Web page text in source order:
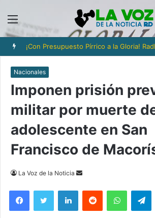
Menú
Nacionales
Imponen prisión
militar por muerte
adolescente en San
Francisco de
La Voz de la Noticia
Send
email
FacebookTwitter LinkedInReddit